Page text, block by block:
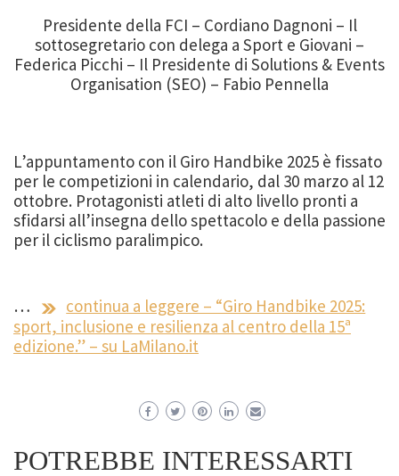
Presidente della FCI – Cordiano Dagnoni – Il
sottosegretario con delega a Sport e Giovani –
Federica Picchi – Il Presidente di Solutions & Events
Organisation (SEO) – Fabio Pennella
L’appuntamento con il Giro Handbike 2025 è fissato
per le competizioni in calendario, dal 30 marzo al 12
ottobre. Protagonisti atleti di alto livello pronti a
sfidarsi all’insegna dello spettacolo e della passione
per il ciclismo paralimpico.
…
continua a leggere – “Giro Handbike 2025:
sport, inclusione e resilienza al centro della 15ª
edizione.” – su LaMilano.it
POTREBBE INTERESSARTI